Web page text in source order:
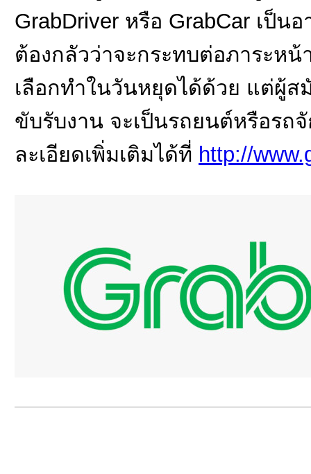
GrabDriver หรือ GrabCar เป็น
ต้องกลัวว่าจะกระทบต่อภาระห
เลือกทำในวันหยุดได้ด้วย แต่ผู้ส
ขับรับงาน จะเป็นรถยนต์หรือรถ
ละเอียดเพิ่มเติมได้ที่ http://